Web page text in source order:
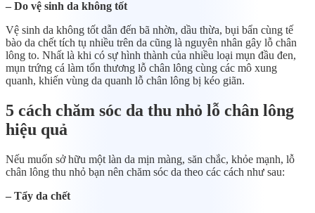
– Do vệ sinh da không tốt
Vệ sinh da không tốt dẫn đến bã nhờn, dầu thừa, bụi bẩn cùng tế
bào da chết tích tụ nhiều trên da cũng là nguyên nhân gây lỗ chân
lông to. Nhất là khi có sự hình thành của nhiều loại mụn đầu đen,
mụn trứng cá làm tổn thương lỗ chân lông cùng các mô xung
quanh, khiến vùng da quanh lỗ chân lông bị kéo giãn.
5 cách chăm sóc da thu nhỏ lỗ chân lông
hiệu quả
Nếu muốn sở hữu một làn da mịn màng, săn chắc, khỏe mạnh, lỗ
chân lông thu nhỏ bạn nên chăm sóc da theo các cách như sau:
– Tẩy da chết